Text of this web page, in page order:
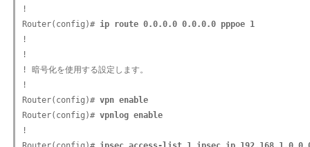
!
Router(config)# ip route 0.0.0.0 0.0.0.0 pppoe 1
!
!
! 暗号化を使用する設定します。
!
Router(config)# vpn enable
Router(config)# vpnlog enable
!